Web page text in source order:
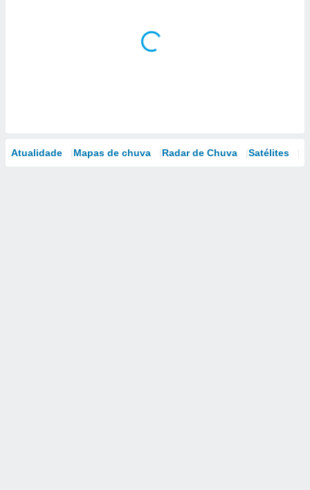
Atualidade Mapas de chuva Radar de Chuva Satélites